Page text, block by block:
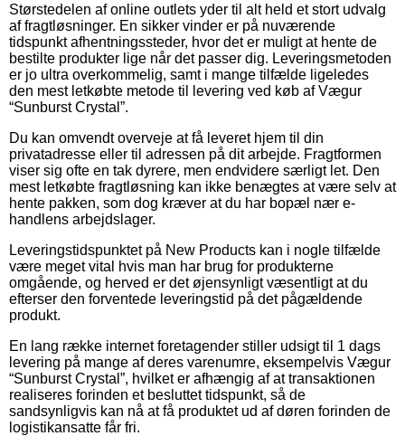
Størstedelen af online outlets yder til alt held et stort udvalg
af fragtløsninger. En sikker vinder er på nuværende
tidspunkt afhentningssteder, hvor det er muligt at hente de
bestilte produkter lige når det passer dig. Leveringsmetoden
er jo ultra overkommelig, samt i mange tilfælde ligeledes
den mest letkøbte metode til levering ved køb af Vægur
“Sunburst Crystal”.
Du kan omvendt overveje at få leveret hjem til din
privatadresse eller til adressen på dit arbejde. Fragtformen
viser sig ofte en tak dyrere, men endvidere særligt let. Den
mest letkøbte fragtløsning kan ikke benægtes at være selv at
hente pakken, som dog kræver at du har bopæl nær e-
handlens arbejdslager.
Leveringstidspunktet på New Products kan i nogle tilfælde
være meget vital hvis man har brug for produkterne
omgående, og herved er det øjensynligt væsentligt at du
efterser den forventede leveringstid på det pågældende
produkt.
En lang række internet foretagender stiller udsigt til 1 dags
levering på mange af deres varenumre, eksempelvis Vægur
“Sunburst Crystal”, hvilket er afhængig af at transaktionen
realiseres forinden et besluttet tidspunkt, så de
sandsynligvis kan nå at få produktet ud af døren forinden de
logistikansatte får fri.